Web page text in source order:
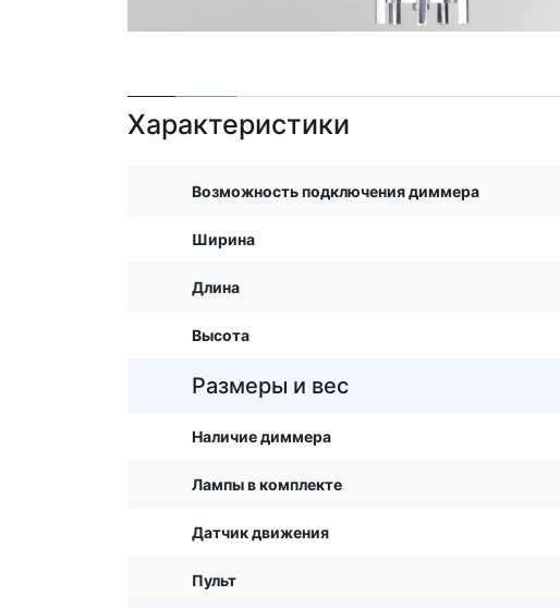
Характеристики
Возможность подключения диммера
Ширина
Длина
Высота
Размеры и вес
Наличие диммера
Лампы в комплекте
Датчик движения
Пульт